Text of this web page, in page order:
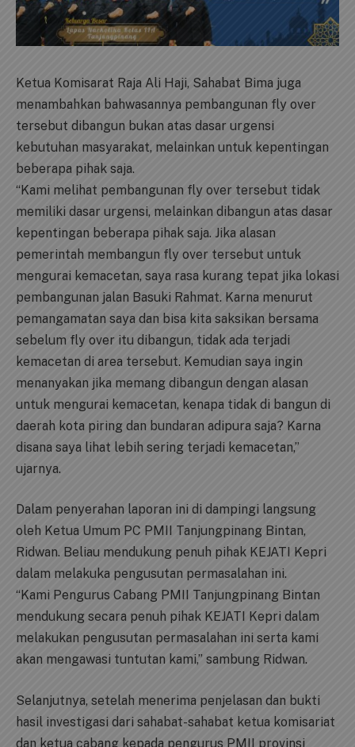
Ketua Komisarat Raja Ali Haji, Sahabat Bima juga
menambahkan bahwasannya pembangunan fly over
tersebut dibangun bukan atas dasar urgensi
kebutuhan masyarakat, melainkan untuk kepentingan
beberapa pihak saja.
“Kami melihat pembangunan fly over tersebut tidak
memiliki dasar urgensi, melainkan dibangun atas dasar
kepentingan beberapa pihak saja. Jika alasan
pemerintah membangun fly over tersebut untuk
mengurai kemacetan, saya rasa kurang tepat jika lokasi
pembangunan jalan Basuki Rahmat. Karna menurut
pemangamatan saya dan bisa kita saksikan bersama
sebelum fly over itu dibangun, tidak ada terjadi
kemacetan di area tersebut. Kemudian saya ingin
menanyakan jika memang dibangun dengan alasan
untuk mengurai kemacetan, kenapa tidak di bangun di
daerah kota piring dan bundaran adipura saja? Karna
disana saya lihat lebih sering terjadi kemacetan,”
ujarnya.
Dalam penyerahan laporan ini di dampingi langsung
oleh Ketua Umum PC PMII Tanjungpinang Bintan,
Ridwan. Beliau mendukung penuh pihak KEJATI Kepri
dalam melakuka pengusutan permasalahan ini.
“Kami Pengurus Cabang PMII Tanjungpinang Bintan
mendukung secara penuh pihak KEJATI Kepri dalam
melakukan pengusutan permasalahan ini serta kami
akan mengawasi tuntutan kami,” sambung Ridwan.
Selanjutnya, setelah menerima penjelasan dan bukti
hasil investigasi dari sahabat-sahabat ketua komisariat
dan ketua cabang kepada pengurus PMII provinsi